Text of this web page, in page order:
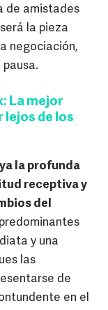
de amistades
la pieza
negociación,
La mejor
lejos de los
la profunda
receptiva y
del
y una
las
de
en el